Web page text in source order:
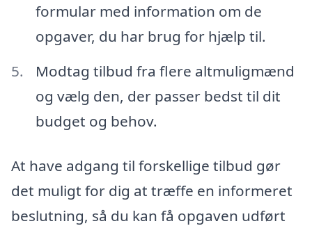
formular med information om de
opgaver, du har brug for hjælp til.
Modtag tilbud fra flere altmuligmænd
og vælg den, der passer bedst til dit
budget og behov.
At have adgang til forskellige tilbud gør
det muligt for dig at træffe en informeret
beslutning, så du kan få opgaven udført